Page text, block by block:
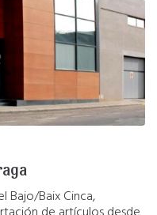
Bajo/Baix Cinca,